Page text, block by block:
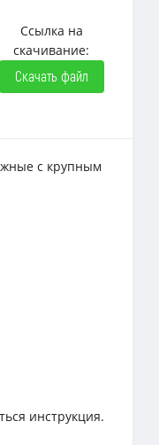
Ссылка на
скачивание:
Скачать файл
с крупным
инструкция.